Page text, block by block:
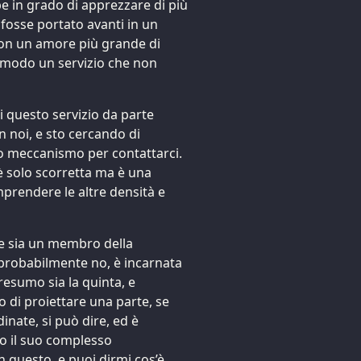
in grado di apprezzare di più
portato avanti in un
un amore più grande di
un servizio che non
questo servizio da parte
noi, e sto cercando di
meccanismo per contattarci.
solo scorretta ma è una
le altre densità e
sia un membro della
no, è incarnata
sia la quinta, e
di proiettare una parte, se
si può dire, ed è
il suo complesso